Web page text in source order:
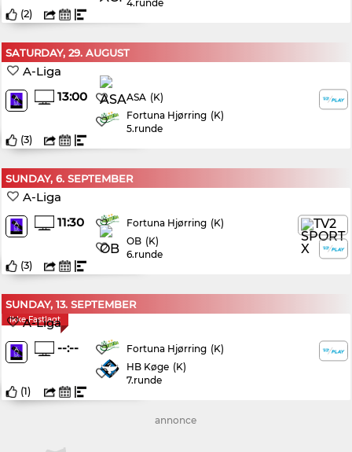
4.runde
(2)
SATURDAY, 29. AUGUST
A-Liga
13:00
ASA (K)
Fortuna Hjørring (K)
5.runde
(3)
SUNDAY, 6. SEPTEMBER
A-Liga
11:30
Fortuna Hjørring (K)
OB (K)
6.runde
(3)
SUNDAY, 13. SEPTEMBER
Ikke Fastlagt
A-Liga
--:--
Fortuna Hjørring (K)
HB Køge (K)
7.runde
(1)
annonce